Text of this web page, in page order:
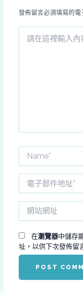
發佈留言必須填寫的電
*址
在瀏覽器中儲存
址，以供下次發佈留